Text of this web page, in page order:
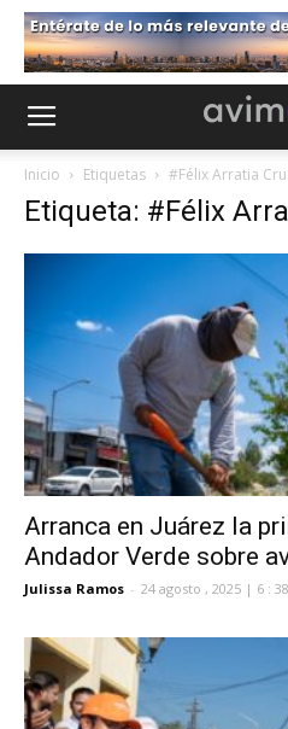
Inicio Etiquetas #Félix Arratia
Etiqueta: #Félix
Arranca en Juárez la
Andador Verde sobre
Julissa Ramos - 24 agosto , 2025 | 6 :